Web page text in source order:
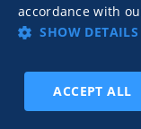
Але при
взагалі не
сторонні
accordance with
SHOW DETAILS
ACCEPT ALL